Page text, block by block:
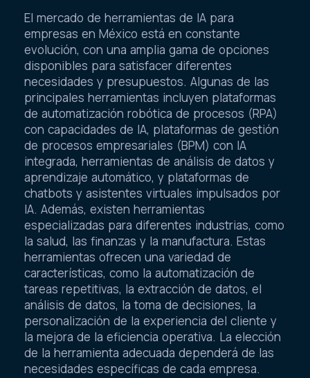
El mercado de herramientas de IA para
empresas en México está en constante
evolución, con una amplia gama de opciones
disponibles para satisfacer diferentes
necesidades y presupuestos. Algunas de las
principales herramientas incluyen plataformas
de automatización robótica de procesos (RPA)
con capacidades de IA, plataformas de gestión
de procesos empresariales (BPM) con IA
integrada, herramientas de análisis de datos y
aprendizaje automático, y plataformas de
chatbots y asistentes virtuales impulsados por
IA. Además, existen herramientas
especializadas para diferentes industrias, como
la salud, las finanzas y la manufactura. Estas
herramientas ofrecen una variedad de
características, como la automatización de
tareas repetitivas, la extracción de datos, el
análisis de datos, la toma de decisiones, la
personalización de la experiencia del cliente y
la mejora de la eficiencia operativa. La elección
de la herramienta adecuada dependerá de las
necesidades específicas de cada empresa.